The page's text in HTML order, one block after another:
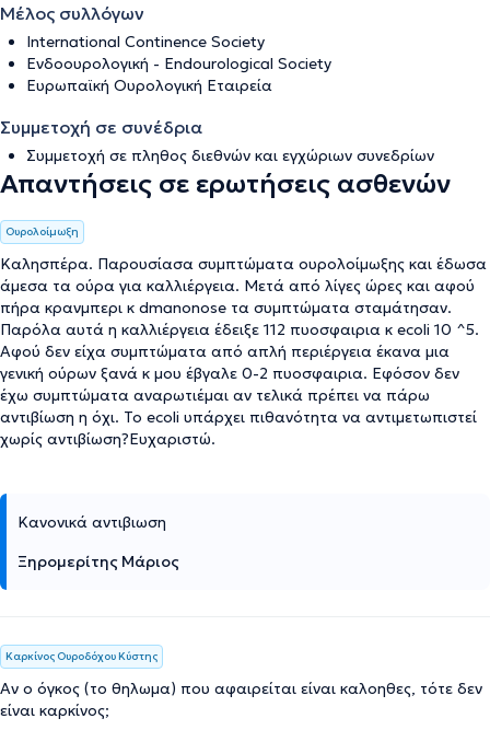
Μέλος συλλόγων
International Continence Society
Ενδοουρολογική - Endourological Society
Ευρωπαϊκή Ουρολογική Εταιρεία
Συμμετοχή σε συνέδρια
Συμμετοχή σε πληθος διεθνών και εγχώριων συνεδρίων
Απαντήσεις σε ερωτήσεις ασθενών
Ουρολοίμωξη
Καλησπέρα. Παρουσίασα συμπτώματα ουρολοίμωξης και έδωσα
άμεσα τα ούρα για καλλιέργεια. Μετά από λίγες ώρες και αφού
πήρα κρανμπερι κ dmanonose τα συμπτώματα σταμάτησαν.
Παρόλα αυτά η καλλιέργεια έδειξε 112 πυοσφαιρια κ ecoli 10 ^5.
Αφού δεν είχα συμπτώματα από απλή περιέργεια έκανα μια
γενική ούρων ξανά κ μου έβγαλε 0-2 πυοσφαιρια. Εφόσον δεν
έχω συμπτώματα αναρωτιέμαι αν τελικά πρέπει να πάρω
αντιβίωση η όχι. Το ecoli υπάρχει πιθανότητα να αντιμετωπιστεί
χωρίς αντιβίωση?Ευχαριστώ.
Κανονικά αντιβιωση
Ξηρομερίτης Μάριος
Καρκίνος Ουροδόχου Κύστης
Αν ο όγκος (το θηλωμα) που αφαιρείται είναι καλοηθες, τότε δεν
είναι καρκίνος;